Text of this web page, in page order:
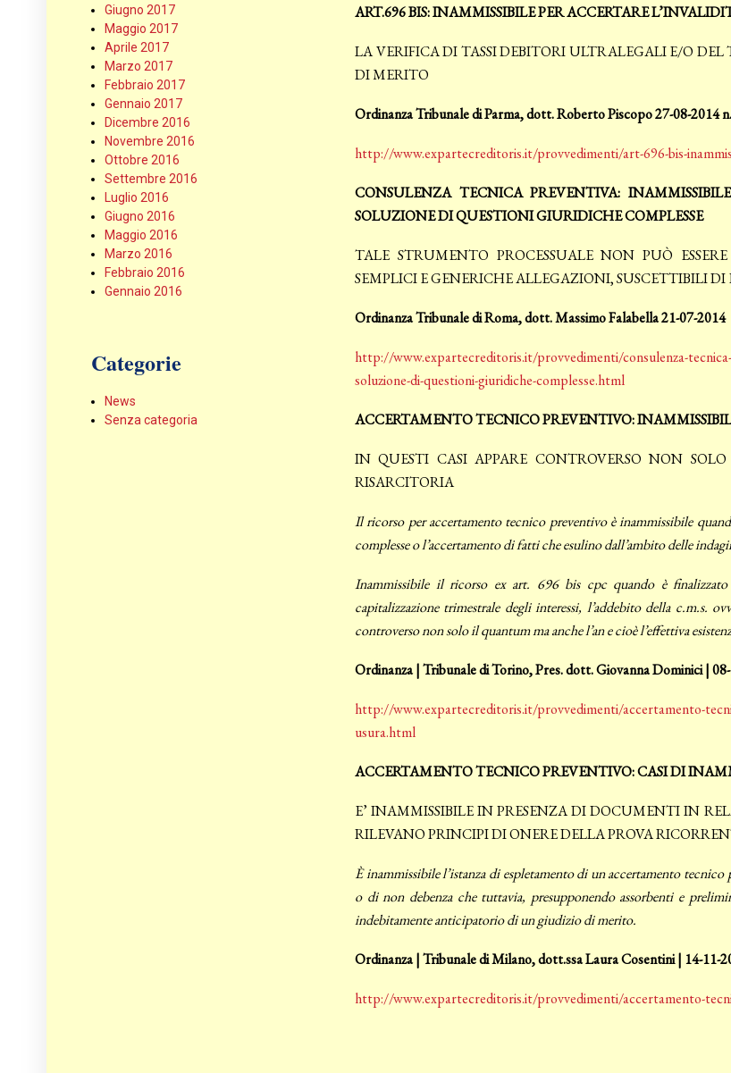
ART.696 BIS: INAMMISSIBILE PER ACCERTARE
LA VERIFICA DI TASSI DEBITORI ULTRALEGALI E/O
DI MERITO
Ordinanza Tribunale di Parma, dott. Roberto Piscopo 27-08-2014
http://www.expartecreditoris.it/provvedimenti/art-696-bis-
CONSULENZA TECNICA PREVENTIVA:
SOLUZIONE DI QUESTIONI GIURIDICHE COMPLESSE
TALE STRUMENTO PROCESSUALE NON PUÒ
SEMPLICI E GENERICHE ALLEGAZIONI, SUSCETTIBILI
Ordinanza Tribunale di Roma, dott. Massimo Falabella 21-07-2014
http://www.expartecreditoris.it/provvedimenti/consulenza-
soluzione-di-questioni-giuridiche-complesse.html
ACCERTAMENTO TECNICO PREVENTIVO:
IN QUESTI CASI APPARE CONTROVERSO NON
RISARCITORIA
Il ricorso per accertamento tecnico preventivo è inammissibile
complesse o l’accertamento di fatti che esulino dall’ambito delle
Inammissibile il ricorso ex art. 696 bis cpc quando è
capitalizzazione trimestrale degli interessi, l’addebito della c.m.s.
controverso non solo il quantum ma anche l’an e cioè l’effettiva
Ordinanza | Tribunale di Torino, Pres. dott. Giovanna Dominici |
http://www.expartecreditoris.it/provvedimenti/accertamento-
usura.html
ACCERTAMENTO TECNICO PREVENTIVO: CASI DI
E’ INAMMISSIBILE IN PRESENZA DI DOCUMENTI IN
RILEVANO PRINCIPI DI ONERE DELLA PROVA
È inammissibile l’istanza di espletamento di un accertamento
o di non debenza che tuttavia, presupponendo assorbenti e
indebitamente anticipatorio di un giudizio di merito.
Ordinanza | Tribunale di Milano, dott.ssa Laura Cosentini | 14-11-
http://www.expartecreditoris.it/provvedimenti/accertamento-
Giugno 2017
Maggio 2017
Aprile 2017
Marzo 2017
Febbraio 2017
Gennaio 2017
Dicembre 2016
Novembre 2016
Ottobre 2016
Settembre 2016
Luglio 2016
Giugno 2016
Maggio 2016
Marzo 2016
Febbraio 2016
Gennaio 2016
Categorie
News
Senza categoria